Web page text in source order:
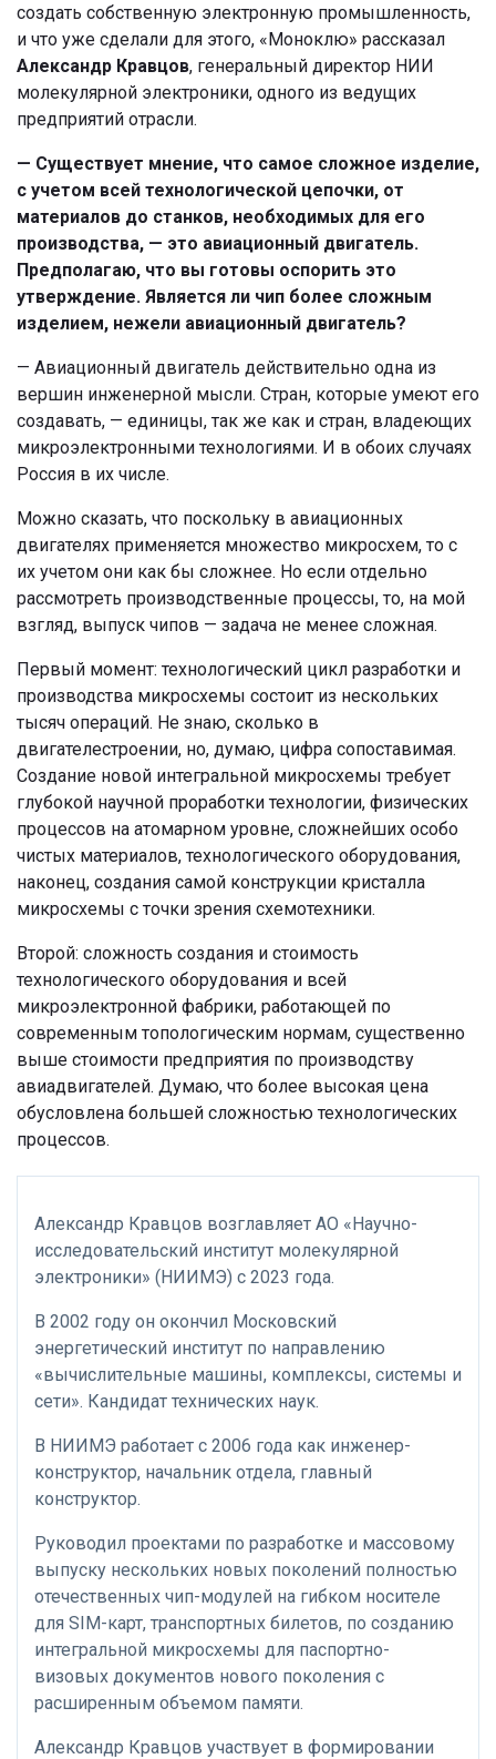
создать собственную электронную промышленность,
и что уже сделали для этого, «Моноклю» рассказал
Александр Кравцов, генеральный директор НИИ
молекулярной электроники, одного из ведущих
предприятий отрасли.
— Существует мнение, что самое сложное изделие,
с учетом всей технологической цепочки, от
материалов до станков, необходимых для его
производства, — это авиационный двигатель.
Предполагаю, что вы готовы оспорить это
утверждение. Является ли чип более сложным
изделием, нежели авиационный двигатель?
— Авиационный двигатель действительно одна из
вершин инженерной мысли. Стран, которые умеют его
создавать, — единицы, так же как и стран, владеющих
микроэлектронными технологиями. И в обоих случаях
Россия в их числе.
Можно сказать, что поскольку в авиационных
двигателях применяется множество микросхем, то с
их учетом они как бы сложнее. Но если отдельно
рассмотреть производственные процессы, то, на мой
взгляд, выпуск чипов — задача не менее сложная.
Первый момент: технологический цикл разработки и
производства микросхемы состоит из нескольких
тысяч операций. Не знаю, сколько в
двигателестроении, но, думаю, цифра сопоставимая.
Создание новой интегральной микросхемы требует
глубокой научной проработки технологии, физических
процессов на атомарном уровне, сложнейших особо
чистых материалов, технологического оборудования,
наконец, создания самой конструкции кристалла
микросхемы с точки зрения схемотехники.
Второй: сложность создания и стоимость
технологического оборудования и всей
микроэлектронной фабрики, работающей по
современным топологическим нормам, существенно
выше стоимости предприятия по производству
авиадвигателей. Думаю, что более высокая цена
обусловлена большей сложностью технологических
процессов.
Александр Кравцов возглавляет АО «Научно-
исследовательский институт молекулярной
электроники» (НИИМЭ) с 2023 года.
В 2002 году он окончил Московский
энергетический институт по направлению
«вычислительные машины, комплексы, системы и
сети». Кандидат технических наук.
В НИИМЭ работает с 2006 года как инженер-
конструктор, начальник отдела, главный
конструктор.
Руководил проектами по разработке и массовому
выпуску нескольких новых поколений полностью
отечественных чип-модулей на гибком носителе
для SIM-карт, транспортных билетов, по созданию
интегральной микросхемы для паспортно-
визовых документов нового поколения с
расширенным объемом памяти.
Александр Кравцов участвует в формировании